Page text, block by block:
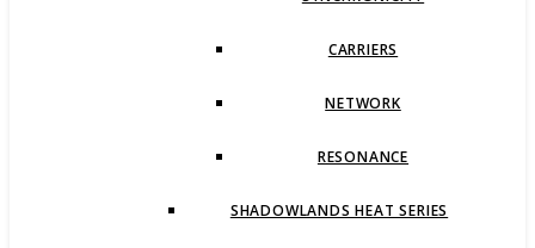
CARRIERS
NETWORK
RESONANCE
SHADOWLANDS HEAT SERIES